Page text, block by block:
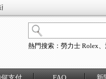
茄 Omega時尚情侶手錶,歐米茄
熱門搜索： 勞力士 Rolex、